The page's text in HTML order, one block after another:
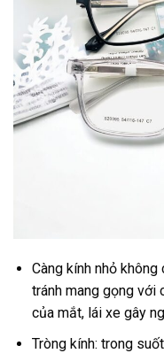
Càng kính nhỏ
tránh mang gọng với
của mắt, lái xe gây
Tròng kính: trong